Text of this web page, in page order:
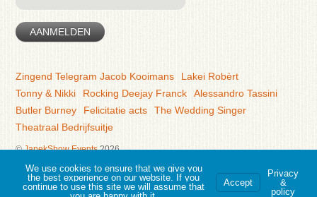
AANMELDEN
Zingend Telegram Jacob Kooimans
Lakei Robèrt
Tonny & Nikki
Rocking Deejay Franck
Alessandro Tassini
Butler Burney
Felicitatie acts
The Wedding Singer
Theatraal Bedrijfsuitje
©JanekShow Events2026
Powered by
WordPress
We use cookies to ensure that we give you
the best experience on our website. If you
continue to use this site we will assume that
Accept
Privacy
&
policy